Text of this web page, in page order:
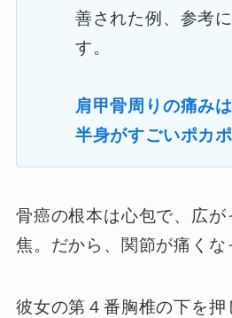
善された例、参考
す。
肩甲骨周りの痛み
半身がすごいポカ
骨癌の根本は心包で、広が
焦。だから、関節が痛くな
彼女の第４番胸椎の下を押